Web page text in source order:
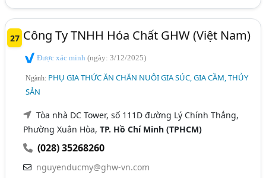
27 Công Ty TNHH Hóa Chất GHW (Việt Nam)
Được xác minh(ngày: 3/12/2025)
Ngành: PHỤ GIA THỨC ĂN CHĂN NUÔI GIA SÚC, GIA CẦM, THỦY
SẢN
Tòa nhà DC Tower, số 111D đường Lý Chính Thắng,
Phường Xuân Hòa,TP. Hồ Chí Minh (TPHCM)
(028) 35268260
nguyenducmy@ghw-vn.com